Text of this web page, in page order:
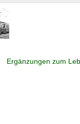
Ergänzungen zum